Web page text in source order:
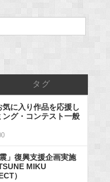
タグ
に入り作品を応援し
ング・コンテスト一般
」復興支援企画実施
MIKU
）